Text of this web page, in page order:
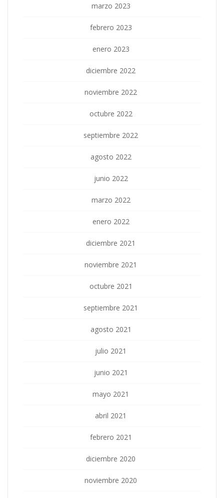
marzo 2023
febrero 2023
enero 2023
diciembre 2022
noviembre 2022
octubre 2022
septiembre 2022
agosto 2022
junio 2022
marzo 2022
enero 2022
diciembre 2021
noviembre 2021
octubre 2021
septiembre 2021
agosto 2021
julio 2021
junio 2021
mayo 2021
abril 2021
febrero 2021
diciembre 2020
noviembre 2020